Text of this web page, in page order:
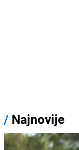
/ Najnovije